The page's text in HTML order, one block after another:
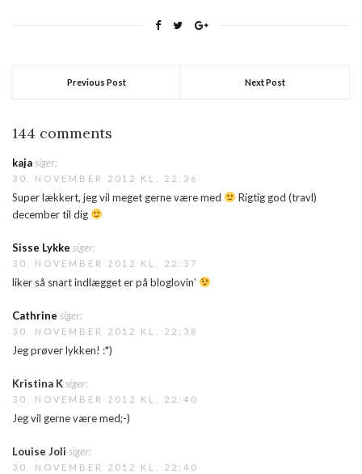
Previous Post Next Post
144 comments
kajasiger:
30. NOVEMBER 2012 KL. 22:36
Super lækkert, jeg vil meget gerne være med
Rigtig god (travl)
december til dig
Sisse Lykke siger:
30. NOVEMBER 2012 KL. 22:37
liker så snart indlægget er på bloglovin’
Cathrine siger:
30. NOVEMBER 2012 KL. 22:38
Jeg prøver lykken! :*)
Kristina Ksiger:
30. NOVEMBER 2012 KL. 22:40
Jeg vil gerne være med;-)
Louise Joli siger:
30. NOVEMBER 2012 KL. 22:40